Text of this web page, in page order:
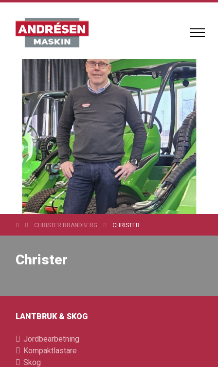
CHRISTER BRANDBERG CHRISTER
Christer
LANTBRUK & SKOG
Jordbearbetning
Kompaktlastare
Skog